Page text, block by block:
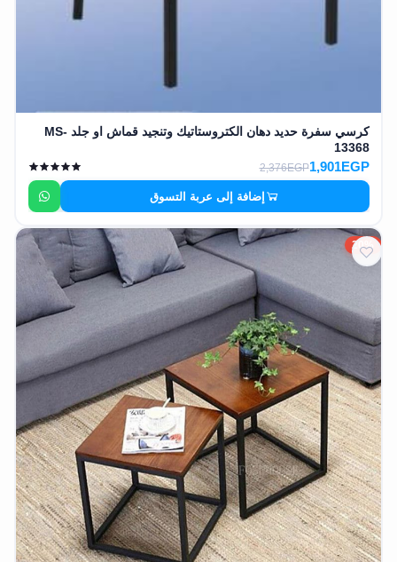
كرسي سفرة حديد دهان الكتروستاتيك وتنجيد قماش او جلد MS-
13368
1,901EGP
2,376EGP
إضافة إلى عربة التسوق
20%